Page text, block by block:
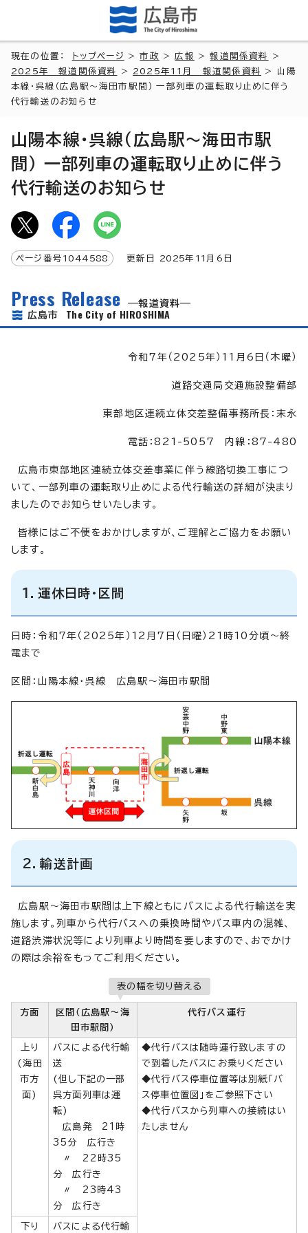
現在の位置： トップページ >市政 >広報 >報道関係資料
>
2025年 報道関係資料
> 2025年11月 報道関係資料
> 山陽
本線・呉線（広島駅～海田市駅間） 一部列車の運転取り止めに伴う
代行輸送のお知らせ
山陽本線・呉線（広島駅～海田市駅
間） 一部列車の運転取り止めに伴う
代行輸送のお知らせ
ページ番号 1044588 更新日 2025年 11 月6日
Press Release
報道資料
広島市 The City of HIROSHIMA
令和7年（2025年）11月6日（木曜）
道路交通局交通施設整備部
東部地区連続立体交差整備事務所長：末永
電話：821-5057 内線：87-480
広島市東部地区連続立体交差事業に伴う線路切換工事につ
いて、一部列車の運転取り止めによる代行輸送の詳細が決まり
ましたのでお知らせいたします。
皆様にはご不便をおかけしますが、ご理解とご協力をお願い
します。
1．運休日時・区間
日時：令和7年（2025年）12月7日（日曜）21時10分頃～終
電まで
区間：山陽本線・呉線 広島駅～海田市駅間
2．輸送計画
広島駅～海田市駅間は上下線ともにバスによる代行輸送を実
施します。列車から代行バスへの乗換時間やバス車内の混雑、
道路渋滞状況等により列車より時間を要しますので、おでかけ
の際は余裕をもってご利用ください。
表の幅を切り替える
方面
区間（広島駅～海
田市駅間）
代行バス運行
上り
(海田
市方
面)
バスによる代行輸
送
(但し下記の一部
呉方面列車は運
転)
広島発 21時
35分 広行き
〃 22時35
分 広行き
〃 23時43
分 広行き
◆代行バスは随時運行致しますの
で到着したバスにお乗りください
◆代行バス停車位置等は別紙「バ
ス停車位置図」をご参照下さい
◆代行バスから列車への接続はい
たしません
下り バスによる代行輸